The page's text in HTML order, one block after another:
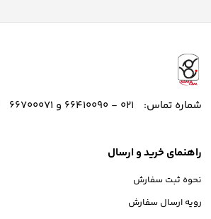
شماره تماس: 021 - 66410090 و 66700071
راهنمای خرید و ارسال
نحوه ثبت سفارش
رویه ارسال سفارش